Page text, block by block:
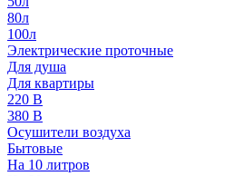
80л
100л
Электрические проточные
Для душа
Для квартиры
220 В
380 В
Осушители воздуха
Бытовые
На 10 литров